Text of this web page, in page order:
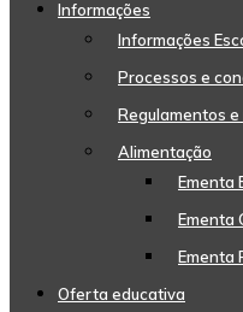
Informações
Informações
Processos e
Regulamentos
Alimentação
Ementa
Ementa
Ementa
Oferta educativa